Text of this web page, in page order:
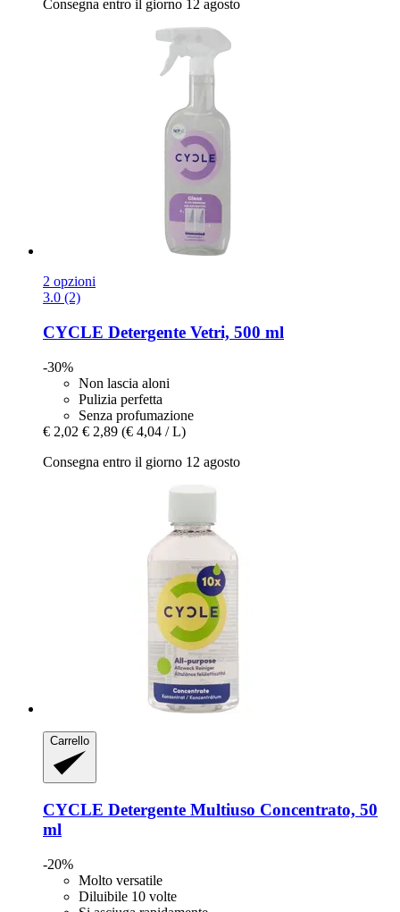
Consegna entro il giorno 12 agosto
2 opzioni
3.0 (2)
CYCLE Detergente Vetri, 500 ml
-30%
Non lascia aloni
Pulizia perfetta
Senza profumazione
€ 2,02 € 2,89 (€ 4,04 / L)
Consegna entro il giorno 12 agosto
Carrello
CYCLE Detergente Multiuso Concentrato, 50
ml
-20%
Molto versatile
Diluibile 10 volte